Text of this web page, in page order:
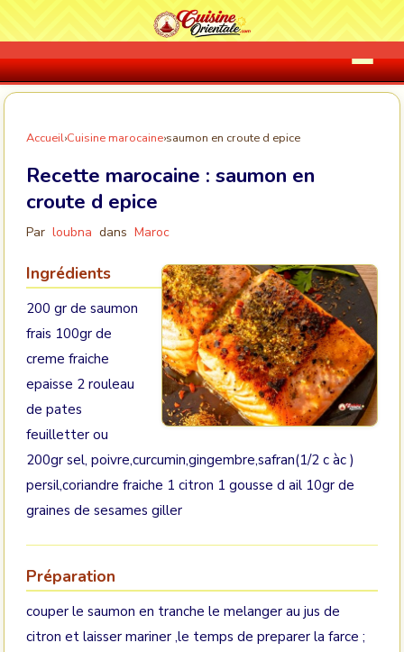
Accueil›Cuisine marocaine›saumon en croute d epice
Recette marocaine : saumon en
croute d epice
Par loubna dans Maroc
Ingrédients
200 gr de saumon
frais 100gr de
creme fraiche
epaisse 2 rouleau
de pates
feuilletter ou
200gr sel, poivre,curcumin,gingembre,safran(1/2 c àc )
persil,coriandre fraiche 1 citron 1 gousse d ail 10gr de
graines de sesames giller
Préparation
couper le saumon en tranche le melanger au jus de
citron et laisser mariner ,le temps de preparer la farce ;